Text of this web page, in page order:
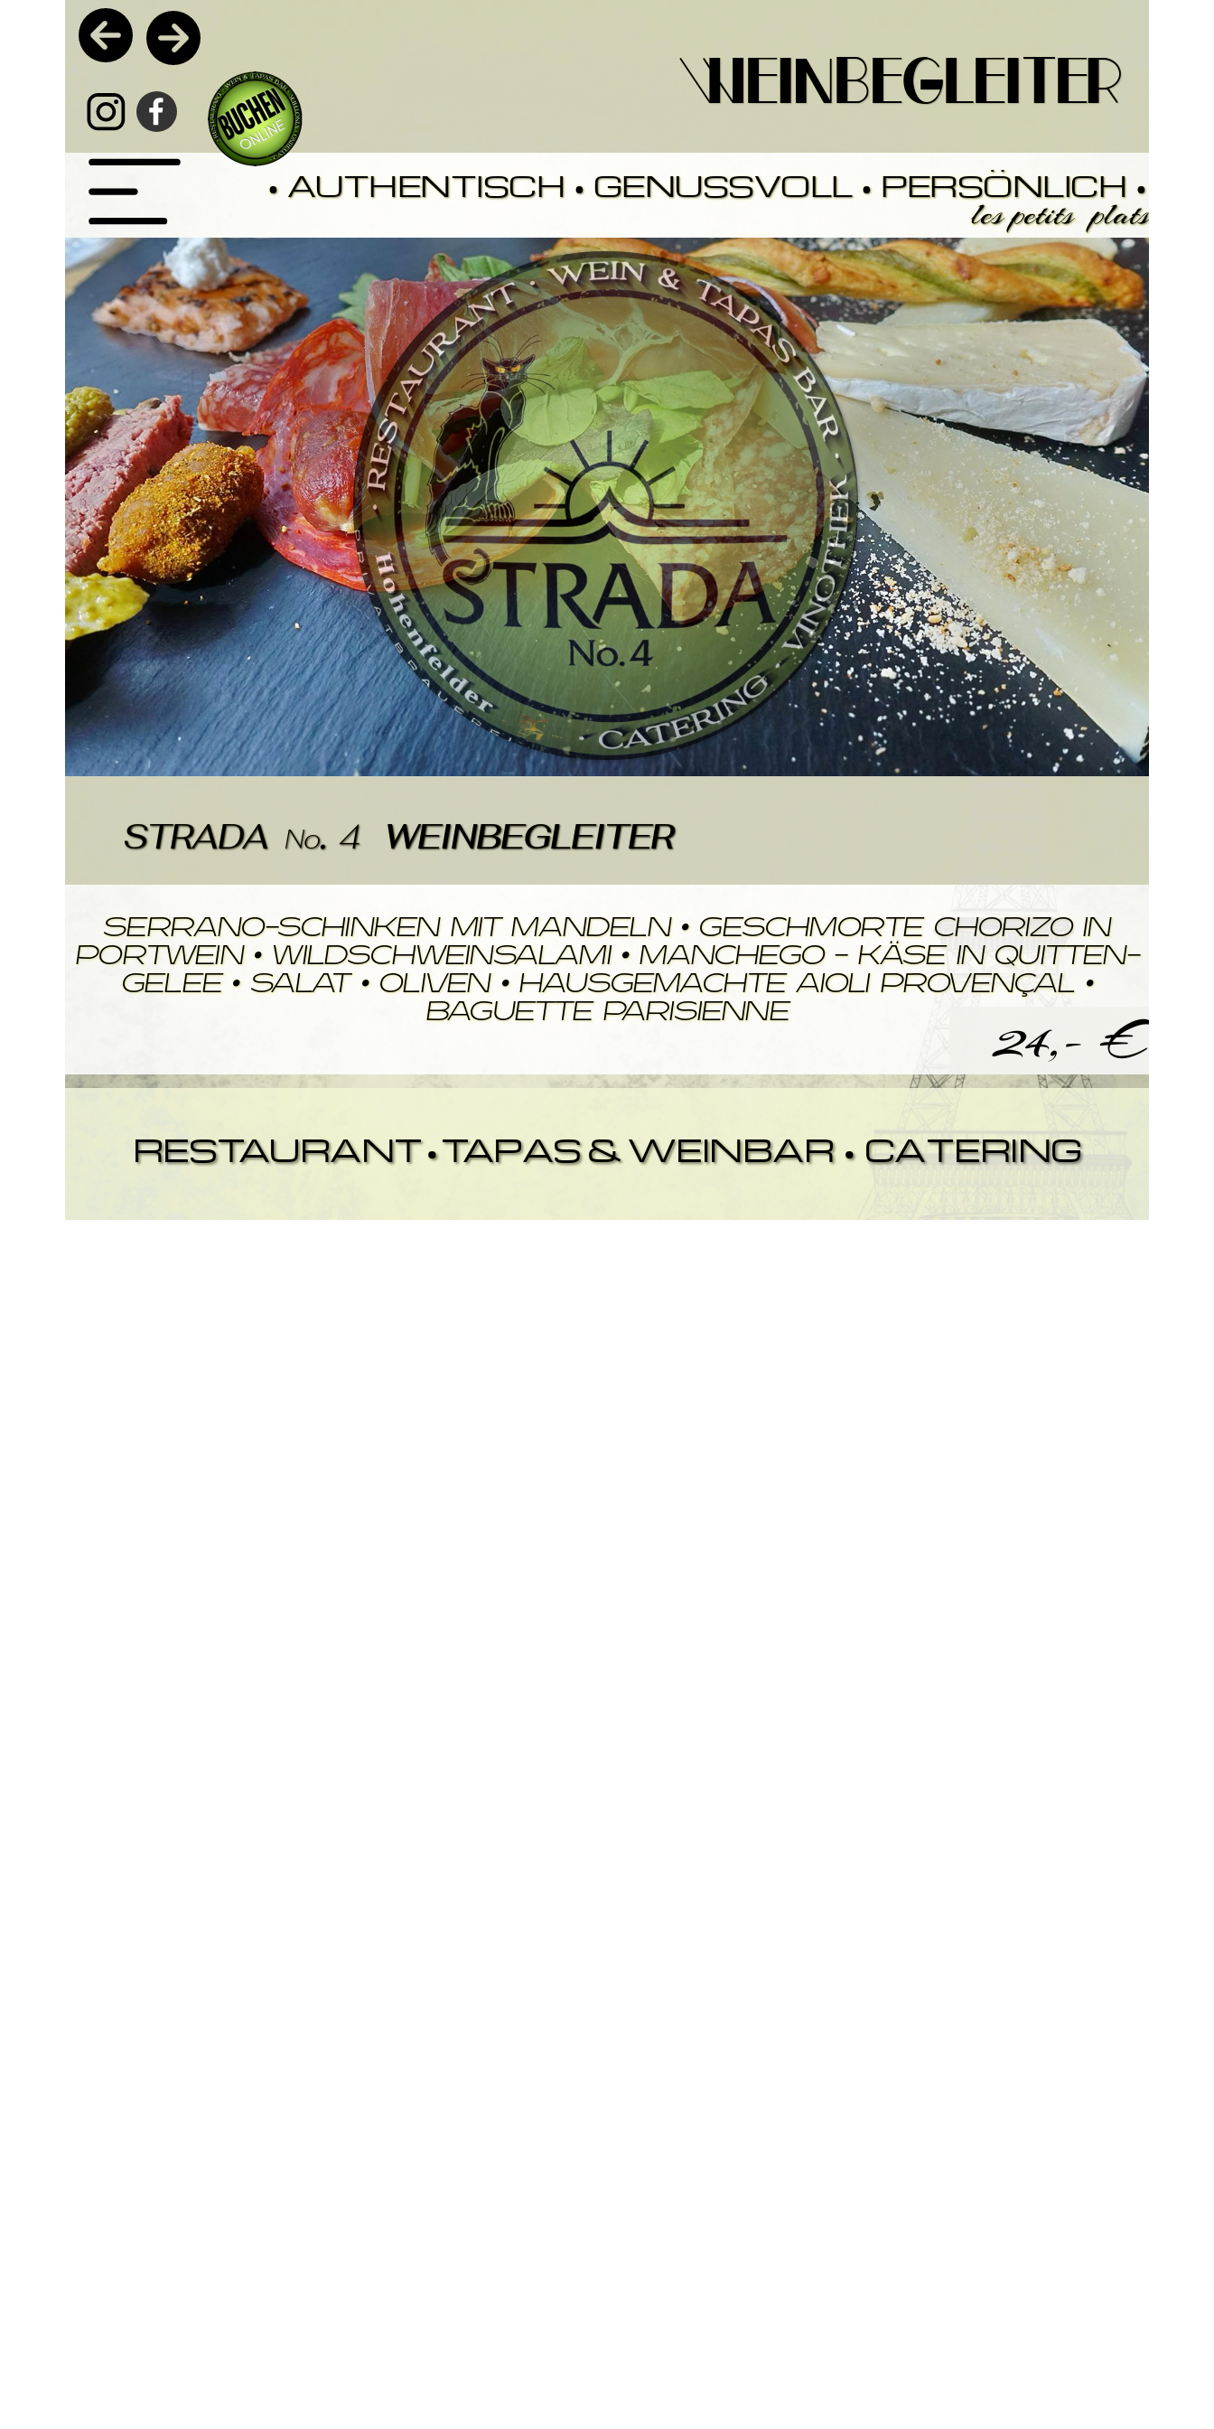
weinbegleiter
• • AUTHENTISCH • GENUSSVOLL • PERSÖNLICH •
les petits plats
STRADA No. 4 WEINBEGLEITER
Serrano-Schinken mit mandeln • Geschmorte Chorizo in
Portwein • Wildschweinsalami • Manchego - Käse in Quitten-
gelee • Salat • Oliven • Hausgemachte Aioli Provençal •
Baguette Parisienne
24,- €
RESTAURANT•TAPAS & WEINBAR • CATERING